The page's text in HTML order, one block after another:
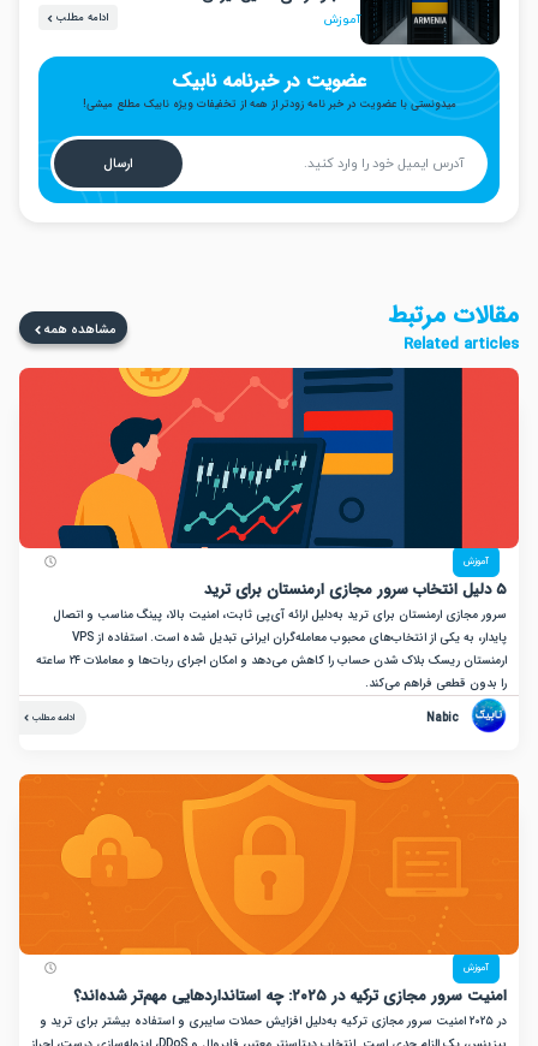
آموزش
عضویت در خبرنامه نابیک
میدونستی با عضویت در خبر نامه زودتر از همه از تخفیفات ویژه نابیک مطلع میشی!
ارسال
مرتبط
Related
مشاهده همه
ارمنستان برای ترید به‌دلیل ارائه آی‌پی ثابت، امنیت بالا، پینگ مناسب و اتصال
پایدار، به یکی از انتخاب‌های محبوب معامله‌گران ایرانی تبدیل شده است. استفاده از VPS
ارمنستان ریسک بلاک شدن حساب را کاهش می‌دهد و امکان اجرای ربات‌ها و معاملات ۲۴ ساعته
قطعی فراهم می‌کند.
Nabic
ترکیه در ۲۰۲۵: چه استانداردهایی مهم‌تر شده‌اند؟
در ۲۰۲۵ امنیت سرور مجازی ترکیه به‌دلیل افزایش حملات سایبری و استفاده بیشتر برای ترید و